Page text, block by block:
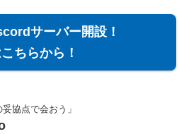
サーバー開設！
ちらから！
妥協点で会おう」